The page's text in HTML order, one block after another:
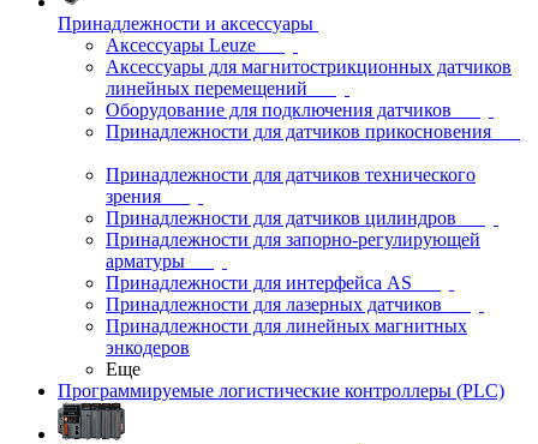
Принадлежности и аксессуары
Аксессуары Leuze
Аксессуары для магнитострикционных датчиков
линейных перемещений
Оборудование для подключения датчиков
Принадлежности для датчиков прикосновения
Принадлежности для датчиков технического
зрения
Принадлежности для датчиков цилиндров
Принадлежности для запорно-регулирующей
арматуры
Принадлежности для интерфейса AS
Принадлежности для лазерных датчиков
Принадлежности для линейных магнитных
энкодеров
Еще
Программируемые логистические контроллеры (PLC)